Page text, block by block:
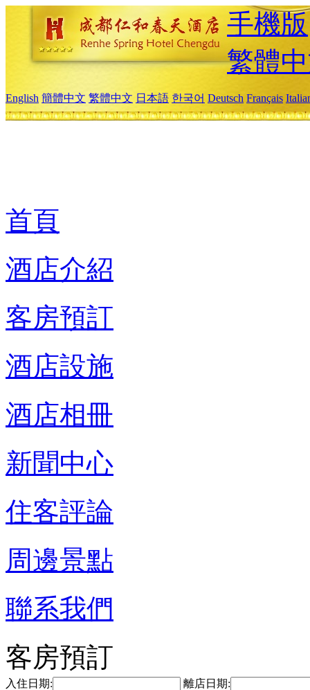
手機版
繁體
English 簡體中文 繁體中文 日本語 한국어 Deutsch Français
首頁
酒店介紹
客房預訂
酒店設施
酒店相冊
新聞中心
住客評論
周邊景點
聯系我們
客房預訂
入住日期: 離店日期: